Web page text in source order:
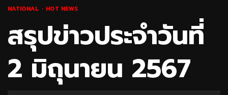
NATIONAL HOT NEWS
สรุปข่าวประจำวันที่
2 มิถุนายน 2567